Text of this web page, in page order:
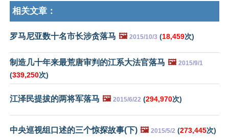
相关文章：
罗马尼亚数十名市长涉贪落马 🖼️ 2015/10/3 (18,459次)
制造几十年来最荒唐审判的江系大法官落马 🖼️ 2015/9/1
(339,250次)
江泽民提拔的两将军落马 🖼️ 2015/6/22 (294,970次)
中央巡视组口述的三个惊探故事(下) 🖼️ 2015/5/2 (273,445次)